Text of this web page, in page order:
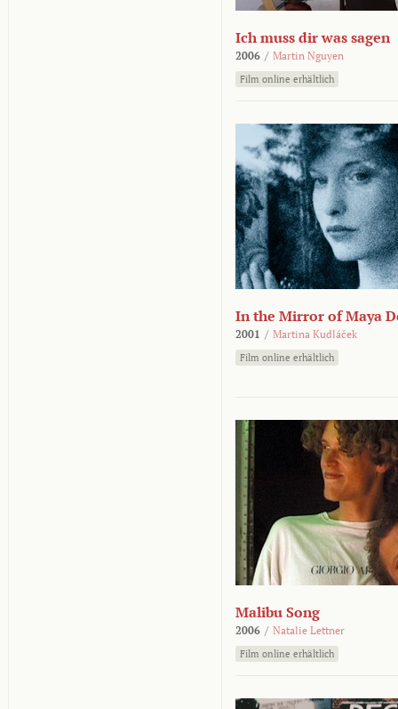
Ich muss dir was sagen
2006 / Martin Nguyen
Film online erhältlich
In the Mirror of Maya
2001 / Martina Kudláček
Film online erhältlich
Malibu Song
2006 / Natalie Lettner
Film online erhältlich